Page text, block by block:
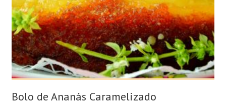
Bolo de Ananás Caramelizado